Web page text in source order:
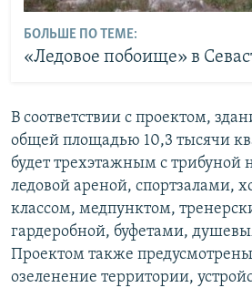
БОЛЬШЕ ПО ТЕМЕ:
«Ледовое побоище» в
В соответствии с проектом,
общей площадью 10,3 тысячи
будет трехэтажным с трибуной
ледовой ареной, спортзалами,
классом, медпунктом,
гардеробной, буфетами,
Проектом также предусмотрены
озеленение территории,